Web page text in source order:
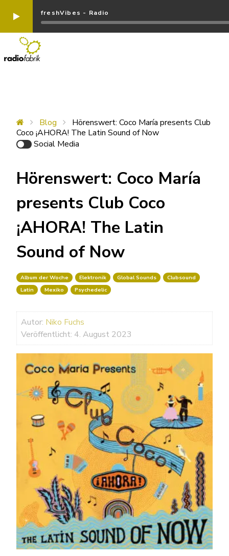
freshVibes - Radio
Blog
Hörenswert: Coco María presents Club
Coco ¡AHORA! The Latin Sound of Now
Social Media
Hörenswert: Coco María
presents Club Coco
¡AHORA! The Latin
Sound of Now
Album der Woche Elektronik Global Sounds
Clubsound
Latin
Mexiko Psychedelic
Autor: Niko Fuchs
Veröffentlicht: 4. August 2023